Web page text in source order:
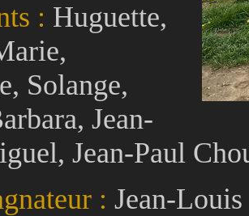
: Huguette,
Solange,
Jean-
Jean-Paul
: Jean-